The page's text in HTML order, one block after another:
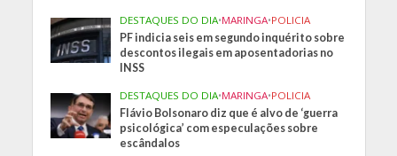
DESTAQUES DO DIA•MARINGA•POLICIA
PF indicia seis em segundo inquérito sobre
descontos ilegais em aposentadorias no
INSS
DESTAQUES DO DIA•MARINGA•POLICIA
Flávio Bolsonaro diz que é alvo de ‘guerra
psicológica’ com especulações sobre
escândalos